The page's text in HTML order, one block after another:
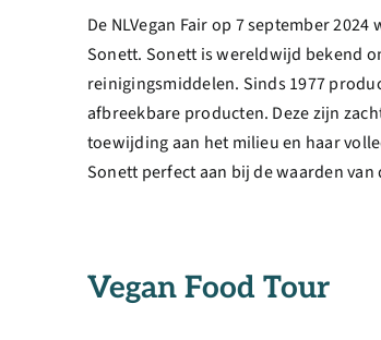
De NLVegan Fair op 7 september
Sonett. Sonett is wereldwijd bekend
reinigingsmiddelen. Sinds 1977
afbreekbare producten. Deze zijn
toewijding aan het milieu en haar
Sonett perfect aan bij de waarden van
Vegan Food Tour